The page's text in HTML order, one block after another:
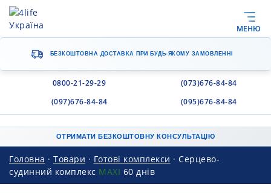
МЕНЮ
БЕЗКОШТОВНА ДОСТАВКА ПРИ БУДЬ-ЯКОМУ ЗАМОВЛЕННІ
0800-21-29-29
(073)676-84-84
(097)676-84-84
(095)676-84-84
ОТРИМАТИ БЕЗКОШТОВНУ КОНСУЛЬТАЦІЮ
Головна · Товари · Готові комплекси · Серцево-
судинний комплекс MAXI 60 днів